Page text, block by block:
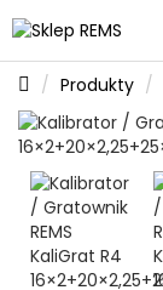
Produkty